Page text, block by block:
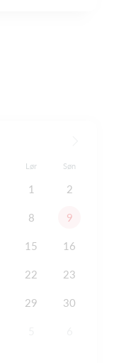
Lør Søn
1 2
8 9
15 16
22 23
29 30